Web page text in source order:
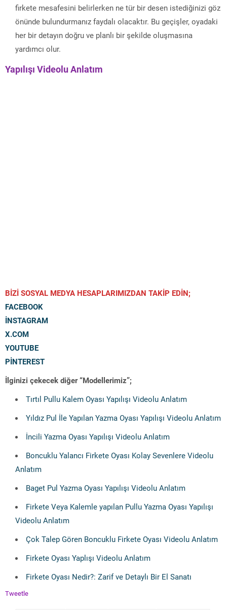
firkete mesafesini belirlerken ne tür bir desen istediğinizi göz
önünde bulundurmanız faydalı olacaktır. Bu geçişler, oyadaki
her bir detayın doğru ve planlı bir şekilde oluşmasına
yardımcı olur.
Yapılışı Videolu Anlatım
BİZİ SOSYAL MEDYA HESAPLARIMIZDAN TAKİP EDİN;
FACEBOOK
İNSTAGRAM
X.COM
YOUTUBE
PİNTEREST
İlginizi çekecek diğer “Modellerimiz”;
Tırtıl Pullu Kalem Oyası Yapılışı Videolu Anlatım
Yıldız Pul İle Yapılan Yazma Oyası Yapılışı Videolu Anlatım
İncili Yazma Oyası Yapılışı Videolu Anlatım
Boncuklu Yalancı Firkete Oyası Kolay Sevenlere Videolu
Anlatım
Baget Pul Yazma Oyası Yapılışı Videolu Anlatım
Firkete Veya Kalemle yapılan Pullu Yazma Oyası Yapılışı
Videolu Anlatım
Çok Talep Gören Boncuklu Firkete Oyası Videolu Anlatım
Firkete Oyası Yaplışı Videolu Anlatım
Firkete Oyası Nedir?: Zarif ve Detaylı Bir El Sanatı
Tweetle